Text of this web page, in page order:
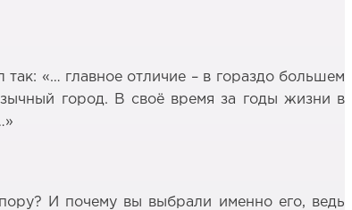
«… главное отличие – в гораздо большем
город. В своё время за годы жизни в
И почему вы выбрали именно его, ведь